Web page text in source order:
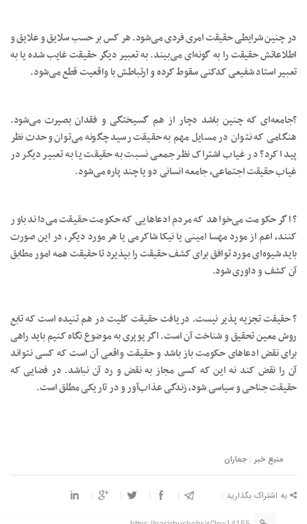
در چنین شرایطی حقیقت امری فردی می‌شود. هر کس بر حسب سلایق و علایق و
اطلاعاتش حقیقت را به گونه‌ای می‌بیند. به تعبیر دیگر حقیقت غایب شده یا به
تعبیر استاد شفیعی کدکنی سقوط کرده و ارتباطش با واقعیت قطع می‌شود.
?جامعه‌ای که چنین باشد دچار از هم گسیختگی و فقدان بصیرت می‌شود.
هنگامی که نتوان در مسایل مهم به حقیقت رسید چگونه می‌توان وحدت نظر
پیدا کرد؟ در غیاب اشتراک نظر جمعی نسبت به حقیقت یا به تعبیر دیگر در
غیاب حقیقت اجتماعی، جامعه انسانی دو یا چند پاره می‌شود.
? اگر حکومت می‌خواهد که مردم ادعاهایی که حکومت حقیقت می‌داند باور
کنند، اعم از مورد مهسا امینی یا نیکا شاکرمی یا هر مورد دیگر، در این صورت
باید شیوه‌ای مورد توافق برای کشف حقیقت را بپذیرد تا حقیقت همه امور مطابق
آن کشف و داوری شود.
? حقیقت تجزیه پذیر نیست. دریافت حقیقت کلیت در هم تنیده است که تابع
روش معین تحقیق و شناخت آن است. اگر پوپری به موضوع نگاه کنیم باید راهی
برای نقض ادعاهای حکومت باز باشد و حقیقت واقعی آن است که کسی نتواند
آن را نقض کند نه این که کسی مجاز به نقض و رد آن نباشد. در فضایی که
حقیقت جناحی و سیاسی شود، زندگی عذاب‌آور و در تاریکی مطلق است.
منبع خبر : جماران
به اشتراک بگذارید :